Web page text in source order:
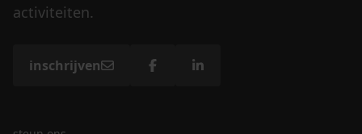
activiteiten.
inschrijven